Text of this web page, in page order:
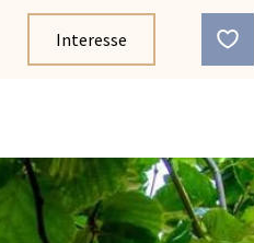
Interesse